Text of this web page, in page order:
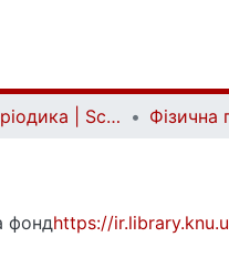
Наукова періодика | Scientific periodicals
фондhttps://